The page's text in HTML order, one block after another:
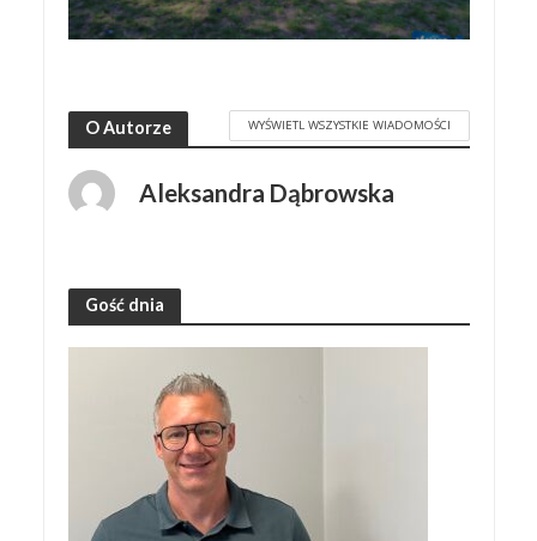
O Autorze WYŚWIETL WSZYSTKIE WIADOMOŚCI
Aleksandra Dąbrowska
Gość dnia